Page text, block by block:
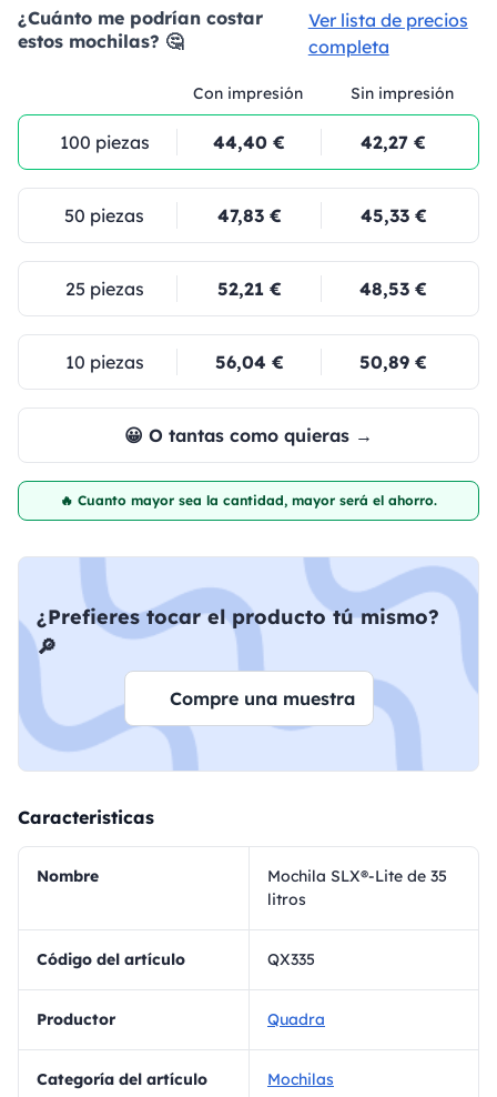
¿Cuánto me podrían costar
estos mochilas? 🤔
Ver lista de precios
completa
Con impresión Sin impresión
100 piezas 44,40 € 42,27 €
50 piezas 47,83 € 45,33 €
25 piezas 52,21 € 48,53 €
10 piezas 56,04 € 50,89 €
😀 O tantas como quieras →
🔥 Cuanto mayor sea la cantidad, mayor será el ahorro.
¿Prefieres tocar el producto tú mismo?
🔎
Compre una muestra
Caracteristicas
Nombre
Mochila SLX®-Lite de 35
litros
Código del artículo QX335
Productor Quadra
Categoría del artículo Mochilas